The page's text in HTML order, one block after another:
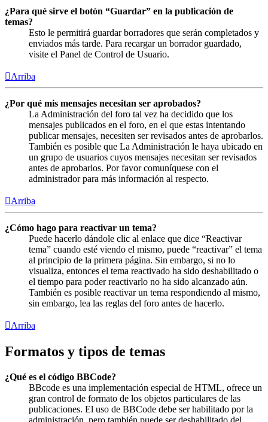
¿Para qué sirve el botón “Guardar” en la publicación de
temas?
Esto le permitirá guardar borradores que serán completados y
enviados más tarde. Para recargar un borrador guardado,
visite el Panel de Control de Usuario.
Arriba
¿Por qué mis mensajes necesitan ser aprobados?
La Administración del foro tal vez ha decidido que los
mensajes publicados en el foro, en el que estas intentando
publicar mensajes, necesiten ser revisados antes de aprobarlos.
También es posible que La Administración le haya ubicado en
un grupo de usuarios cuyos mensajes necesitan ser revisados
antes de aprobarlos. Por favor comuníquese con el
administrador para más información al respecto.
Arriba
¿Cómo hago para reactivar un tema?
Puede hacerlo dándole clic al enlace que dice “Reactivar
tema” cuando esté viendo el mismo, puede “reactivar” el tema
al principio de la primera página. Sin embargo, si no lo
visualiza, entonces el tema reactivado ha sido deshabilitado o
el tiempo para poder reactivarlo no ha sido alcanzado aún.
También es posible reactivar un tema respondiendo al mismo,
sin embargo, lea las reglas del foro antes de hacerlo.
Arriba
Formatos y tipos de temas
¿Qué es el código BBCode?
BBcode es una implementación especial de HTML, ofrece un
gran control de formato de los objetos particulares de las
publicaciones. El uso de BBCode debe ser habilitado por la
administración, pero también puede ser deshabilitado del